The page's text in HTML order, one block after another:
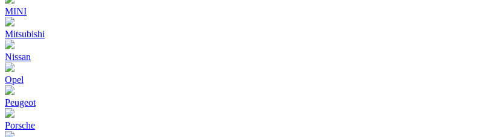
MINI
Mitsubishi
Nissan
Opel
Peugeot
Porsche